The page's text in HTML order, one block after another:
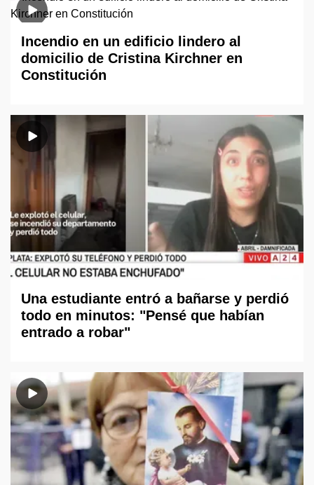
Incendio en un edificio lindero al
domicilio de Cristina Kirchner en
Constitución
Una estudiante entró a bañarse y perdió
todo en minutos: "Pensé que habían
entrado a robar"